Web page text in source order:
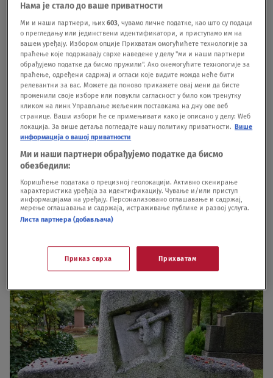
putovanjima po Srbiji i Evropi. Rezultat je 170
fotografija spomeničkih knjiga u mermeru,
kamenu, porcelanu, metalu, drvetu, pa čak i
staklu, u obliku svitka, otvorene, zatvorene, s
bistama, anđelčićima, epitafima, sličicama,
reljefima, posutih mahovinom ili naprslih, sa
simbolima profesije: notama, paletom, perom,
šustiklom, uklesanim krstom, cvećem, stalkom za
čitanje, digitalnim printom, čak i QR kodom – sve
su ove knjige s zaštitnim znakom vječnaja
pamjat/uspomena, kao što na jednoj i piše, „umro
Нама је стало до ваше приватности
Ми и наши партнери, њих603, чувамо личне податке, као што су подаци
о прегледању или јединствени идентификатори, и приступамо им на
вашем уређају. Избором опције Прихватам омогућићете технологије за
праћење које подржавају сврхе наведене у делу "ми и наши партнери
обрађујемо податке да бисмо пружили". Ако онемогућите технологије за
праћење, одређени садржај и огласи које видите можда неће бити
релевантни за вас. Можете да поново прикажете овај мени да бисте
променили своје изборе или повукли сагласност у било ком тренутку
кликом на линк Управљање жељеним поставкама на дну ове веб
странице. Ваши избори ће се примењивати како је описано у делу: Wеб
локација. За више детаља погледајте нашу политику приватности. Више
информација о вашој приватности
Ми и наши партнери обрађујемо податке да бисмо
обезбедили:
Коришћење података о прецизној геолокацији. Активно скенирање
карактеристика уређаја за идентификацију. Чување и/или приступ
информацијама на уређају. Персонализовано оглашавање и садржај,
мерење оглашавања и садржаја, истраживање публике и развој услуга.
Листа партнера (добављача)
Приказ сврха Прихватам